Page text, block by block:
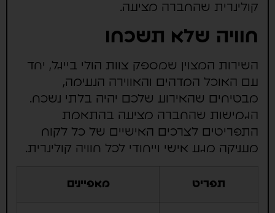
קולינרית שהחברה מציעה.
חוויה שלא תשכחו
השירות המצוין שמספק צוות הולי בייגל, יחד
עם האוכל המדהים והאווירה הנעימה,
מבטיחים שהאירוע שלכם יהיה בלתי נשכח.
הגמישות שהחברה מציעה בהתאמת
התפריטים לצרכים האישיים של כל לקוח
מעניקה מגע אישי וייחודי לכל חוויה קולינרית.
תפריט מאפיינים